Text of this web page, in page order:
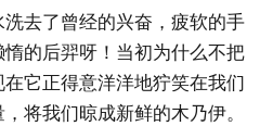
去了曾经的兴奋，疲软的手
的后羿呀！当初为什么不把
它正得意洋洋地狞笑在我们
将我们晾成新鲜的木乃伊。